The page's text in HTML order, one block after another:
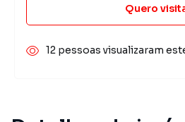
Quero
12 pessoas visualizaram